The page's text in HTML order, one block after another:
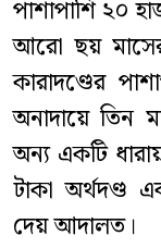
পাশাপাশি ২০
আরো ছয়
কারাদণ্ডের
অনাদায়ে তিন
অন্য একটি
টাকা অর্থদণ্ড
দেয় আদালত।